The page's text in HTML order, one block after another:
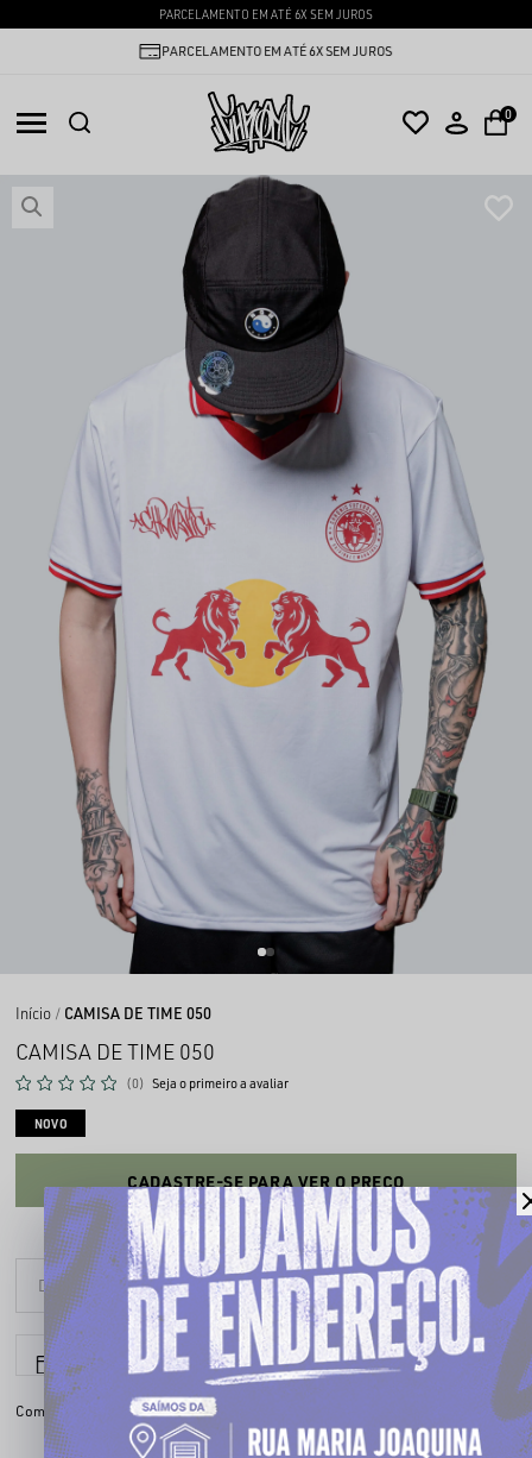
PARCELAMENTO EM ATÉ 6X SEM JUROS
PARCELAMENTO EM ATÉ 6X SEM JUROS
0
Início CAMISA DE TIME 050
CAMISA DE TIME 050
(0) Seja o primeiro a avaliar
NOVO
CADASTRE-SE PARA VER O PREÇO
Parcele em até 6x sem juros
Compartilhe: